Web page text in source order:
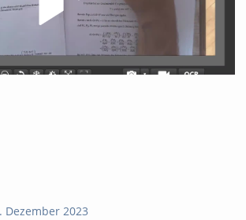
Dezember 2023